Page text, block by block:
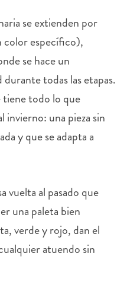
se extienden por
color específico),
se hace un
todas las etapas.
tiene todo lo que
invierno: una pieza sin
y que se adapta a
vuelta al pasado que
una paleta bien
verde y rojo, dan el
atuendo sin